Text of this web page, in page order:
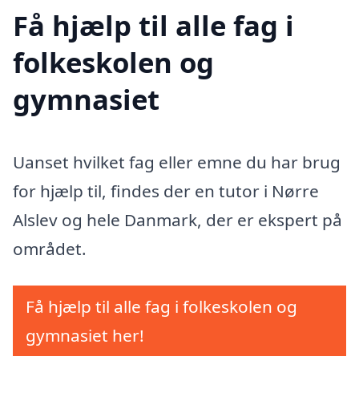
Få hjælp til alle fag i
folkeskolen og
gymnasiet
Uanset hvilket fag eller emne du har brug
for hjælp til, findes der en tutor i Nørre
Alslev og hele Danmark, der er ekspert på
området.
Få hjælp til alle fag i folkeskolen og
gymnasiet her!